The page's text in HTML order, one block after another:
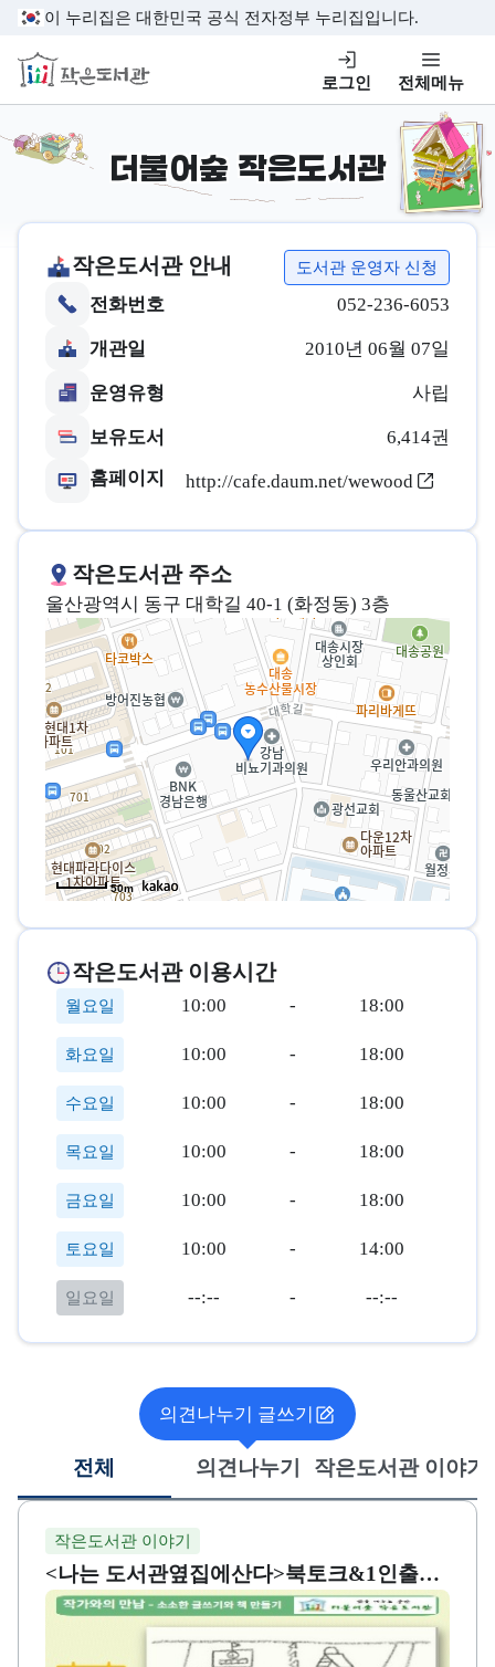
본문 바로가기
이 누리집은 대한민국 공식 전자정부 누리집입니다.
작은도서관
로그인 전체메뉴
더불어숲 작은도서관
작은도서관 안내 도서관 운영자 신청
전화번호 052-236-6053
개관일 2010년 06월 07일
운영유형 사립
보유도서
6,414권
홈페이지
http://cafe.daum.net/wewood
작은도서관 주소
울산광역시 동구 대학길 40-1 (화정동) 3층
50m
작은도서관 이용시간
월요일 10:00 - 18:00
화요일 10:00 - 18:00
수요일 10:00 - 18:00
목요일 10:00 - 18:00
금요일 10:00 - 18:00
토요일 10:00 - 14:00
일요일 --:-- - --:--
의견나누기 글쓰기
전체 의견나누기 작은도서관 이야기
게시글 목록
작은도서관 이야기
<나는 도서관옆집에산다>북토크&1인출판
책만들기